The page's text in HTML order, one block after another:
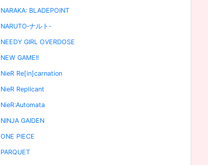
NARAKA: BLADEPOINT
NARUTO‐ナルト‐
NEEDY GIRL OVERDOSE
NEW GAME!!
NieR Re[in]carnation
NieR Replicant
NieR:Automata
NINJA GAIDEN
ONE PIECE
PARQUET